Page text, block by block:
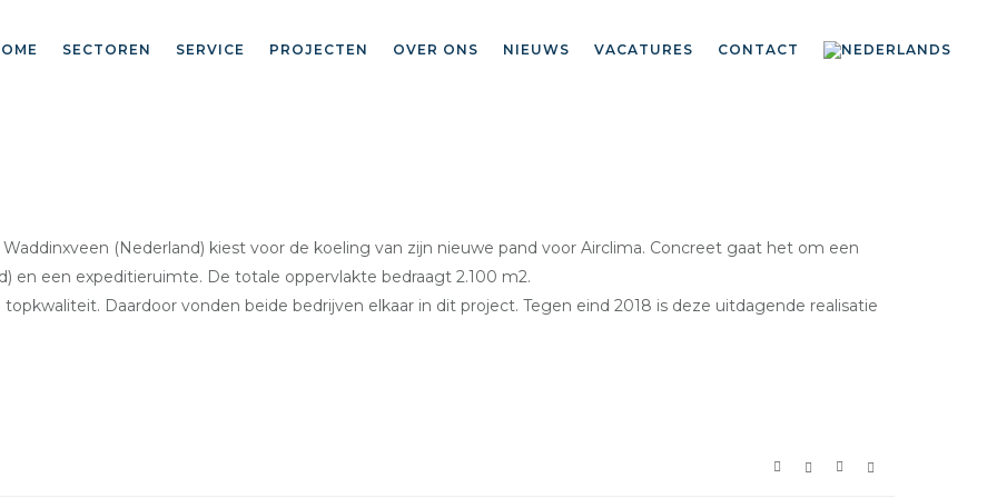
SECTOREN SERVICE PROJECTEN OVER ONS NIEUWS VACATURES CONTACT
(Nederland) kiest voor de koeling van zijn nieuwe pand voor Airclima. Concreet gaat het om een
en een expeditieruimte. De totale oppervlakte bedraagt 2.100 m2.
Daardoor vonden beide bedrijven elkaar in dit project. Tegen eind 2018 is deze uitdagende realisatie